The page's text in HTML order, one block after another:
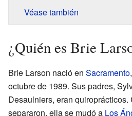
Véase también
¿Quién es Brie
Brie Larson nació en Sacramento,
octubre de 1989. Sus padres,
Desaulniers, eran
separaron, ella se mudó a Los